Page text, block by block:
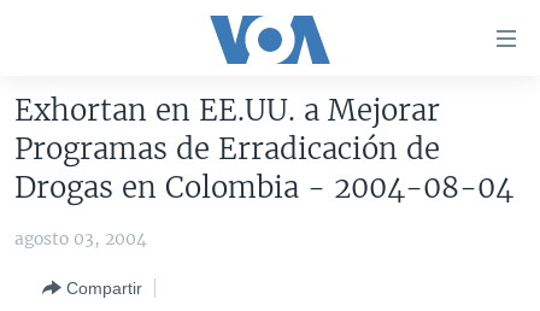
accesibilidad
contenido
Salte
AMÉRICA DEL NORTE
EEUU
ELECCIONES EEUU 2024
VOA VERIFICA INMIGRACIÓN
ARGENTINA
CHINA EN AMÉRICA LATINA
Exhortan en EE.UU. a Mejorar
Programas de Erradicación de
Drogas en Colombia - 2004-08-04
agosto 03, 2004
Compartir